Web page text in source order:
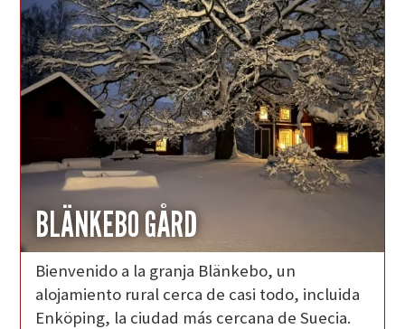
BLÄNKEBO GÅRD
Bienvenido a la granja Blänkebo, un
alojamiento rural cerca de casi todo, incluida
Enköping, la ciudad más cercana de Suecia.